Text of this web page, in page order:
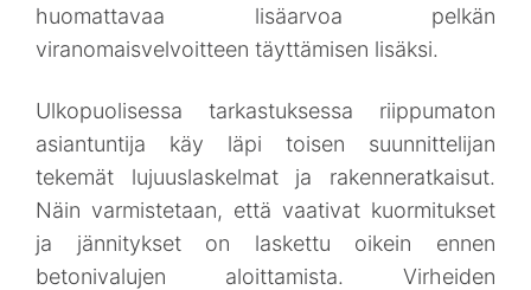
huomattavaa lisäarvoa pelkän
viranomaisvelvoitteen täyttämisen lisäksi.
Ulkopuolisessa tarkastuksessa riippumaton
asiantuntija käy läpi toisen suunnittelijan
tekemät lujuuslaskelmat ja rakenneratkaisut.
Näin varmistetaan, että vaativat kuormitukset
ja jännitykset on laskettu oikein ennen
betonivalujen aloittamista. Virheiden